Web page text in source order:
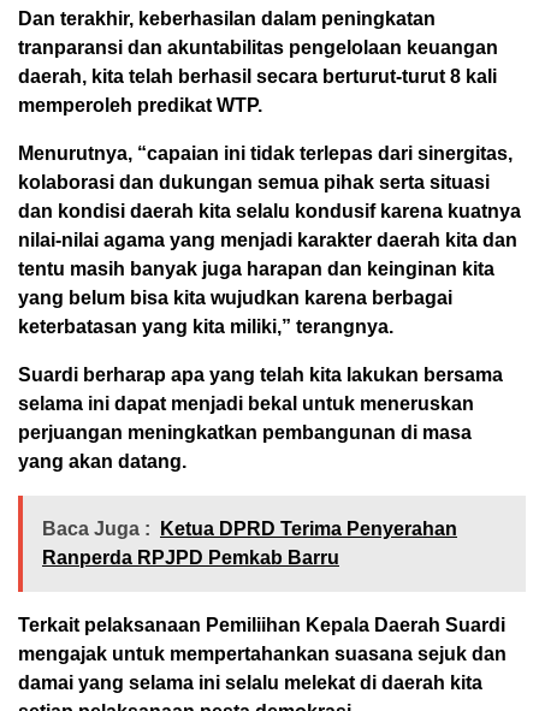
Dan terakhir, keberhasilan dalam peningkatan
tranparansi dan akuntabilitas pengelolaan keuangan
daerah, kita telah berhasil secara berturut-turut 8 kali
memperoleh predikat WTP.
Menurutnya, “capaian ini tidak terlepas dari sinergitas,
kolaborasi dan dukungan semua pihak serta situasi
dan kondisi daerah kita selalu kondusif karena kuatnya
nilai-nilai agama yang menjadi karakter daerah kita dan
tentu masih banyak juga harapan dan keinginan kita
yang belum bisa kita wujudkan karena berbagai
keterbatasan yang kita miliki,” terangnya.
Suardi berharap apa yang telah kita lakukan bersama
selama ini dapat menjadi bekal untuk meneruskan
perjuangan meningkatkan pembangunan di masa
yang akan datang.
Baca Juga :
Ketua DPRD Terima Penyerahan
Ranperda RPJPD Pemkab Barru
Terkait pelaksanaan Pemiliihan Kepala Daerah Suardi
mengajak untuk mempertahankan suasana sejuk dan
damai yang selama ini selalu melekat di daerah kita